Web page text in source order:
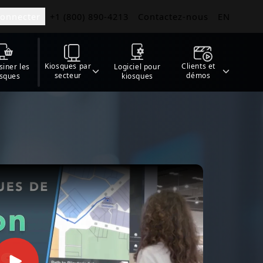
les ainés
les
Kiosques par
secteur
Logiciel pour
kiosques
Clients et
démos